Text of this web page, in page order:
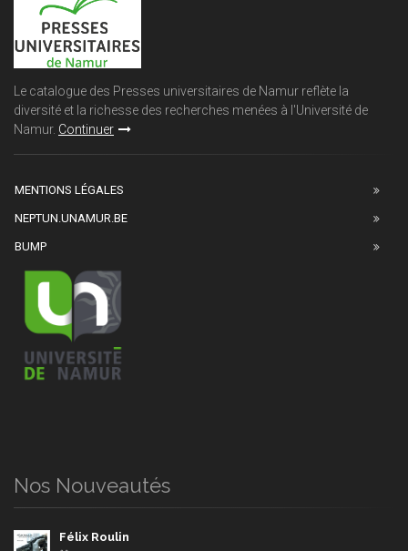
Le catalogue des Presses universitaires de Namur reflète la
diversité et la richesse des recherches menées à l'Université de
Namur. Continuer
MENTIONS LÉGALES
NEPTUN.UNAMUR.BE
BUMP
Nos Nouveautés
Félix Roulin